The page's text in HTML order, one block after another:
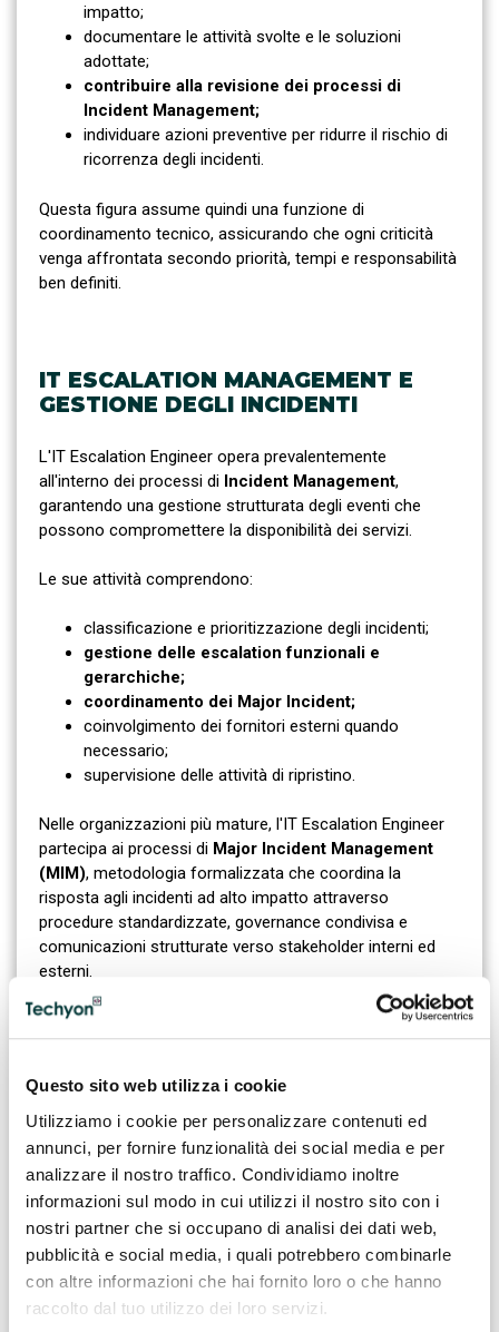
Questo sito web utilizza i cookie
Utilizziamo i cookie per personalizzare contenuti ed
annunci, per fornire funzionalità dei social media e per
analizzare il nostro traffico. Condividiamo inoltre
informazioni sul modo in cui utilizzi il nostro sito con i
nostri partner che si occupano di analisi dei dati web,
pubblicità e social media, i quali potrebbero combinarle
con altre informazioni che hai fornito loro o che hanno
raccolto dal tuo utilizzo dei loro servizi.
impatto;
documentare le attività svolte e le soluzioni
adottate;
contribuire alla revisione dei processi di
Incident Management;
individuare azioni preventive per ridurre il rischio di
ricorrenza degli incidenti.
Questa figura assume quindi una funzione di
coordinamento tecnico, assicurando che ogni criticità
venga affrontata secondo priorità, tempi e responsabilità
ben definiti.
IT ESCALATION MANAGEMENT E
GESTIONE DEGLI INCIDENTI
L'IT Escalation Engineer opera prevalentemente
all'interno dei processi di Incident Management,
garantendo una gestione strutturata degli eventi che
possono compromettere la disponibilità dei servizi.
Le sue attività comprendono:
classificazione e prioritizzazione degli incidenti;
gestione delle escalation funzionali e
gerarchiche;
coordinamento dei Major Incident;
coinvolgimento dei fornitori esterni quando
necessario;
supervisione delle attività di ripristino.
Nelle organizzazioni più mature, l'IT Escalation Engineer
partecipa ai processi di Major Incident Management
(MIM), metodologia formalizzata che coordina la
risposta agli incidenti ad alto impatto attraverso
procedure standardizzate, governance condivisa e
comunicazioni strutturate verso stakeholder interni ed
esterni.
DALL'ASSISTENZA TECNICA ALLA
SERVICE RELIABILITY
Negli ultimi anni il ruolo dell'IT Escalation Engineer ha
assunto una valenza sempre più strategica.
La crescente diffusione di infrastrutture cloud,
microservizi e ambienti distribuiti rende infatti la
gestione degli incidenti significativamente più
articolata rispetto al passato.